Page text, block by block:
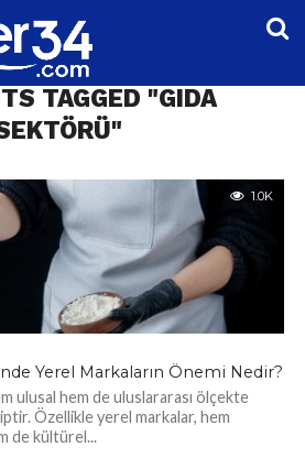
TAGGED "GIDA
1.0K
Yerel Markaların Önemi Nedir?
ulusal hem de uluslararası ölçekte
Özellikle yerel markalar, hem
de kültürel...